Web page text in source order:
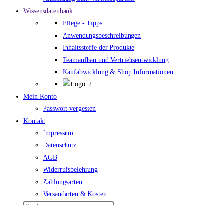
Wissensdatenbank
Pflege - Tipps
Anwendungsbeschreibungen
Inhaltsstoffe der Produkte
Teamaufbau und Vertriebsentwicklung
Kaufabwicklung & Shop Informationen
Mein Konto
Passwort vergessen
Kontakt
Impressum
Datenschutz
AGB
Widerrufsbelehrung
Zahlungsarten
Versandarten & Kosten